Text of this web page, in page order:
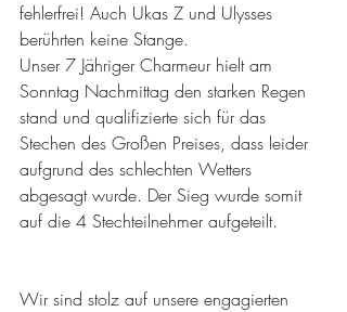
fehlerfrei! Auch Ukas Z und Ulysses
berührten keine Stange.
Unser 7 Jähriger Charmeur hielt am
Sonntag Nachmittag den starken Regen
stand und qualifizierte sich für das
Stechen des Großen Preises, dass leider
aufgrund des schlechten Wetters
abgesagt wurde. Der Sieg wurde somit
auf die 4 Stechteilnehmer aufgeteilt.
Wir sind stolz auf unsere engagierten